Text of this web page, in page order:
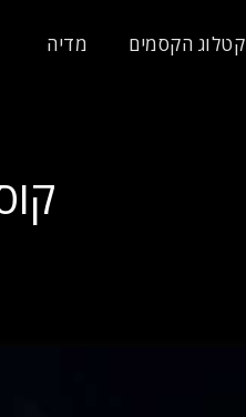
קטלוג הקסמים מדיה